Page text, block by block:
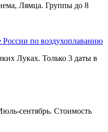
Лямца. Группы до 8
по воздухоплаванию
Луках. Только 3 даты в
сентябрь. Стоимость